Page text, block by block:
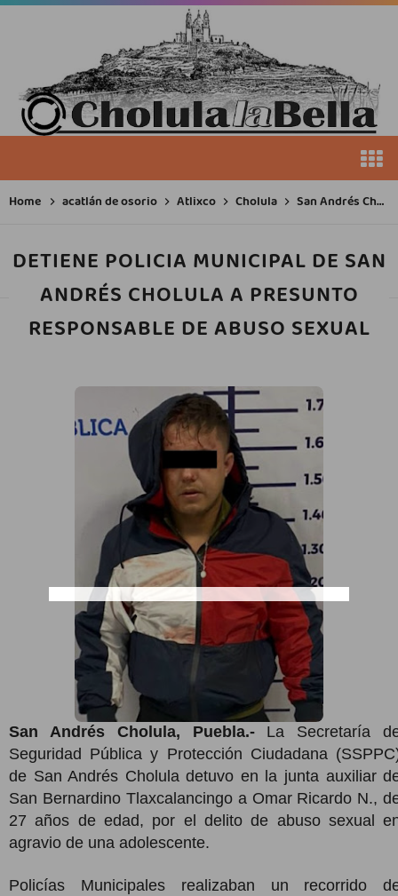
Home acatlán de osorio Atlixco Cholula San Andrés Cholula
DETIENE POLICIA MUNICIPAL DE SAN
ANDRÉS CHOLULA A PRESUNTO
RESPONSABLE DE ABUSO SEXUAL
San Andrés Cholula, Puebla.-La Secretaría
Seguridad Pública y Protección Ciudadana
de San Andrés Cholula detuvo en la junta auxiliar
San Bernardino Tlaxcalancingo a Omar Ricardo N.,
27 años de edad, por el delito de abuso sexual
agravio de una adolescente.
Policías Municipales realizaban un recorrido